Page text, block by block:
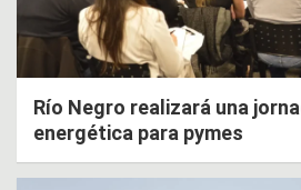
Río Negro realizará una
energética para pymes